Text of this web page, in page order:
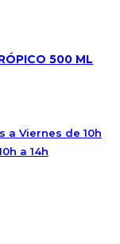
500 ML
a Viernes de 10h
a 14h